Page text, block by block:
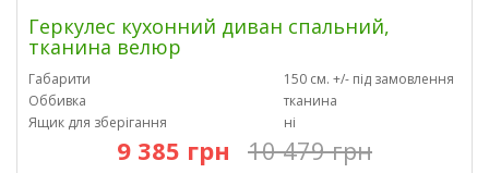
Геркулес кухонний диван спальний,
тканина велюр
Габарити
150 см. +/- під замовлення
Оббивка
тканина
Ящик для зберігання
ні
9 385 грн 10 479 грн